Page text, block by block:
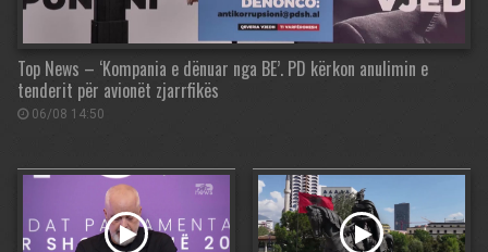
Top News – ‘Kompania e dënuar nga BE’. PD kërkon anulimin e
tenderit për avionët zjarrfikës
06/08 14:50